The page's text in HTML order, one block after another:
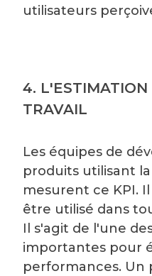
utilisateurs
4. L'ESTIMATION
TRAVAIL
Les équipes de
produits utilisant
mesurent ce KPI.
être utilisé dans
Il s'agit de l'une
importantes pour
performances. Un